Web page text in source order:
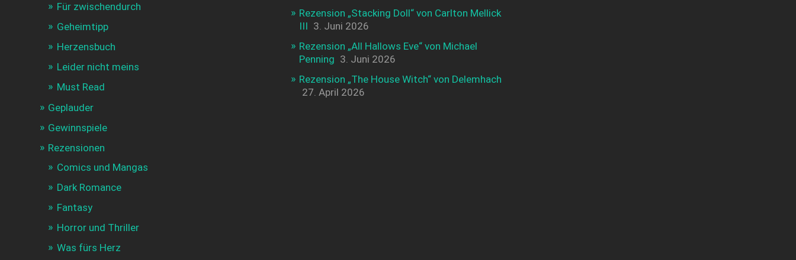
Für zwischendurch
Geheimtipp
Herzensbuch
Leider nicht meins
Must Read
Geplauder
Gewinnspiele
Rezensionen
Comics und Mangas
Dark Romance
Fantasy
Horror und Thriller
Was fürs Herz
Rezension „Stacking Doll“ von Carlton Mellick
III 3. Juni 2026
Rezension „All Hallows Eve“ von Michael
Penning 3. Juni 2026
Rezension „The House Witch“ von Delemhach
27. April 2026